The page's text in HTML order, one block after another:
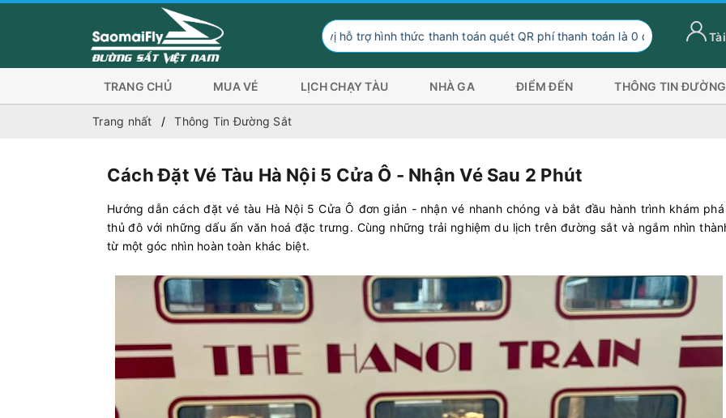
Đơn vị hỗ trợ hình thức thanh toán quét QR phí thanh toán là 0 đồng, ngoài hình thức thanh
TRANG CHỦ MUA VÉ LỊCH CHẠY TÀU NHÀ GA ĐIỂM ĐẾN THÔNG TIN
Trang nhất Thông Tin Đường Sắt
Cách Đặt Vé Tàu Hà Nội 5 Cửa Ô - Nhận Vé Sau 2 Phút
Hướng dẫn cách đặt vé tàu Hà Nội 5 Cửa Ô đơn giản - nhận vé nhanh chóng và bắt đầu hành trình khám phá
thủ đô với những dấu ấn văn hoá đặc trưng. Cùng những trải nghiệm du lịch trên đường sắt và ngắm nhìn
từ một góc nhìn hoàn toàn khác biệt.